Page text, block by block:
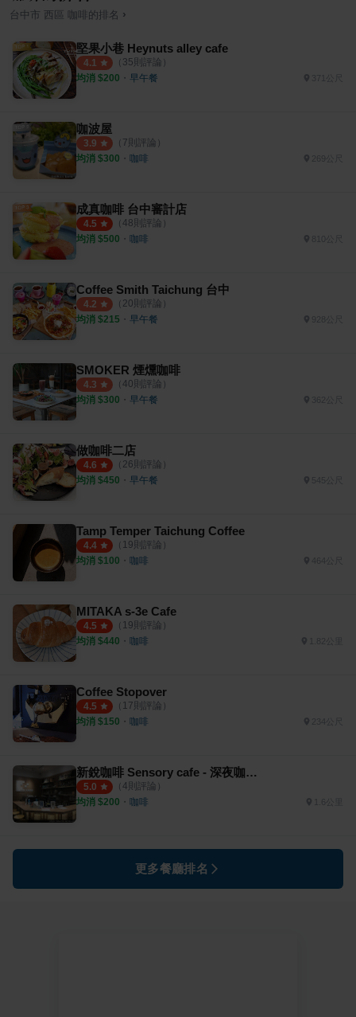
台中市 西區 咖啡 的排名 ›
堅果小巷 Heynuts alley cafe
4.1 （ 35則評論）
均消 $200 ・ 早午餐
咖波屋
3.9 （ 7則評論）
均消 $300 ・ 咖啡
成真咖啡 台中審計店
4.5 （ 48則評論）
均消 $500 ・ 咖啡
Coffee Smith Taichung 台中
4.2 （ 20則評論）
均消 $215 ・ 早午餐
SMOKER 煙燻咖啡
4.3 （ 40則評論）
均消 $300 ・ 早午餐
做咖啡二店
4.6 （ 26則評論）
均消 $450 ・ 早午餐 545公尺
Tamp Temper Taichung Coffee
4.4 （ 19則評論）
均消 $100 ・ 咖啡 464公尺
MITAKA s-3e Cafe
4.5 （ 19則評論）
均消 $440 ・ 咖啡
Coffee Stopover
4.5 （ 17則評論）
均消 $150 ・ 咖啡 234公尺
新銳咖啡 Sensory cafe - 深夜咖啡 第一品牌
5.0 （ 4則評論）
均消 $200 ・ 咖啡
更多餐廳排名